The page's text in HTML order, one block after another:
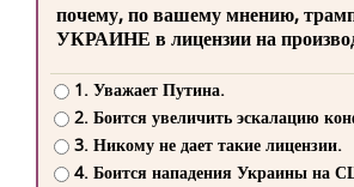
почему, по вашему мнению,
УКРАИНЕ в лицензии на
1. Уважает Путина.
2. Боится увеличить эскалацию
3. Никому не дает такие лицензии.
4. Боится нападения Украины на